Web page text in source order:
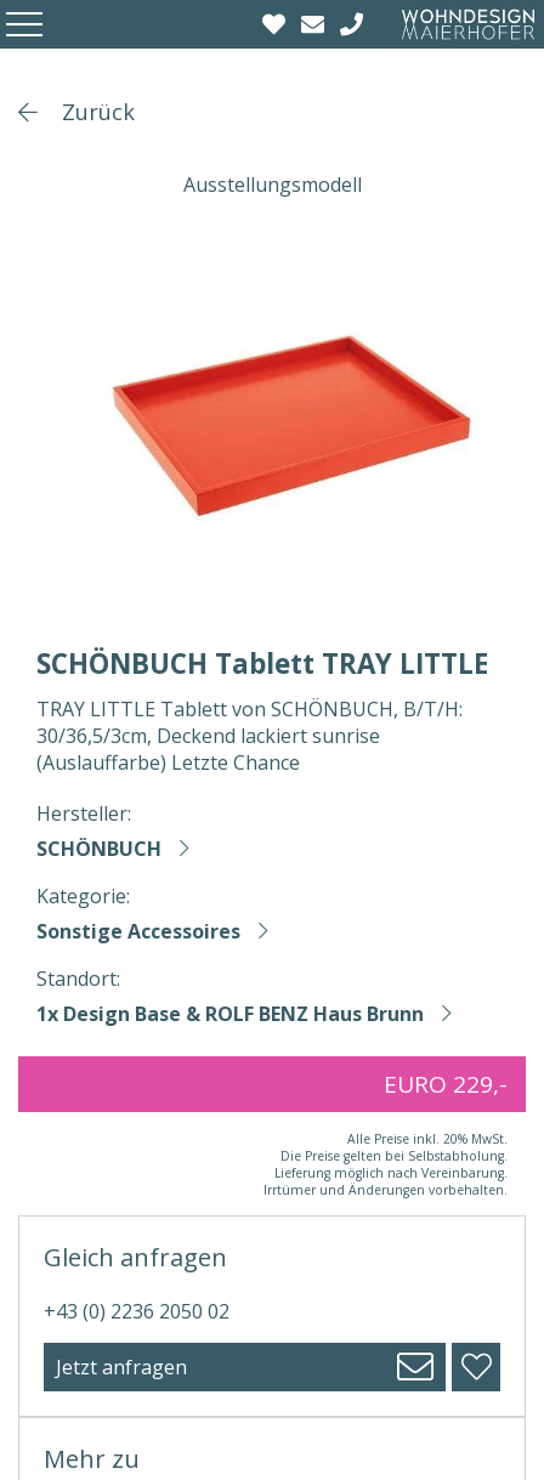
Zurück
Ausstellungsmodell
SCHÖNBUCH Tablett TRAY LITTLE
TRAY LITTLE Tablett von SCHÖNBUCH, B/T/H:
30/36,5/3cm, Deckend lackiert sunrise
(Auslauffarbe) Letzte Chance
Hersteller:
SCHÖNBUCH
Kategorie:
Sonstige Accessoires
Standort:
1x Design Base & ROLF BENZ Haus Brunn
EURO 229,-
Alle Preise inkl. 20% MwSt.
Die Preise gelten bei Selbstabholung.
Lieferung möglich nach Vereinbarung.
Irrtümer und Änderungen vorbehalten.
Mehr zu
Gleich anfragen
+43 (0) 2236 2050 02
Jetzt anfragen